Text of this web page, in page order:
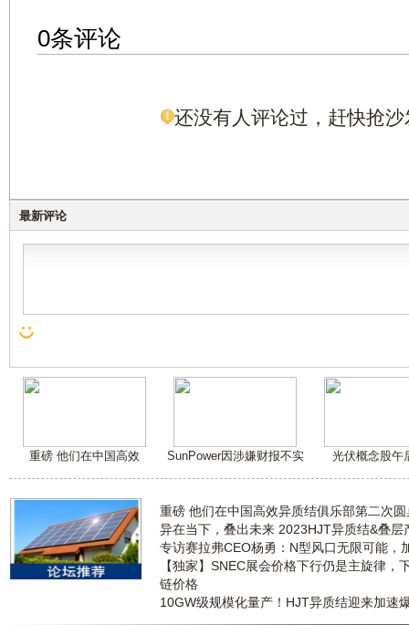
0条评论
还没有人评论过，赶快抢沙
最新评论
重磅 他们在中国高效 SunPower因涉嫌财报不实 光伏概念股午
重磅 他们在中国高效异质结俱乐部第二次
异在当下，叠出未来 2023HJT异质结&叠层
专访赛拉弗CEO杨勇：N型风口无限可能，
【独家】SNEC展会价格下行仍是主旋律，
链价格
10GW级规模化量产！HJT异质结迎来加速